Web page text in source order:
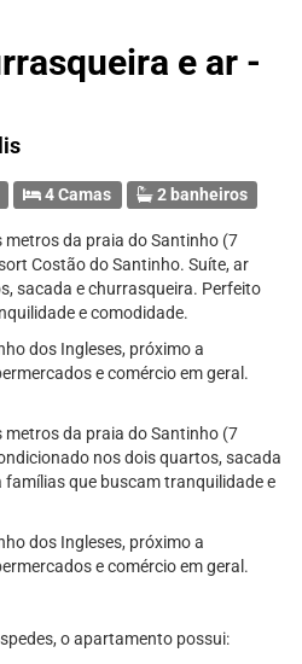
e ar -
4 Camas 2 banheiros
da praia do Santinho (7
Costão do Santinho. Suíte, ar
sacada e churrasqueira. Perfeito
e comodidade.
dos Ingleses, próximo a
e comércio em geral.
da praia do Santinho (7
nos dois quartos, sacada
que buscam tranquilidade e
dos Ingleses, próximo a
e comércio em geral.
o apartamento possui: